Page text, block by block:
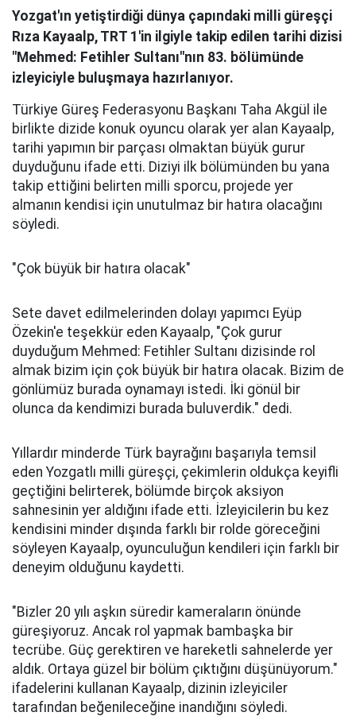
Yozgat'ın yetiştirdiği dünya çapındaki milli güreşçi
Rıza Kayaalp, TRT 1'in ilgiyle takip edilen tarihi dizisi
"Mehmed: Fetihler Sultanı"nın 83. bölümünde
izleyiciyle buluşmaya hazırlanıyor.
Türkiye Güreş Federasyonu Başkanı Taha Akgül ile
birlikte dizide konuk oyuncu olarak yer alan Kayaalp,
tarihi yapımın bir parçası olmaktan büyük gurur
duyduğunu ifade etti. Diziyi ilk bölümünden bu yana
takip ettiğini belirten milli sporcu, projede yer
almanın kendisi için unutulmaz bir hatıra olacağını
söyledi.
"Çok büyük bir hatıra olacak"
Sete davet edilmelerinden dolayı yapımcı Eyüp
Özekin'e teşekkür eden Kayaalp, "Çok gurur
duyduğum Mehmed: Fetihler Sultanı dizisinde rol
almak bizim için çok büyük bir hatıra olacak. Bizim de
gönlümüz burada oynamayı istedi. İki gönül bir
olunca da kendimizi burada buluverdik." dedi.
Yıllardır minderde Türk bayrağını başarıyla temsil
eden Yozgatlı milli güreşçi, çekimlerin oldukça keyifli
geçtiğini belirterek, bölümde birçok aksiyon
sahnesinin yer aldığını ifade etti. İzleyicilerin bu kez
kendisini minder dışında farklı bir rolde göreceğini
söyleyen Kayaalp, oyunculuğun kendileri için farklı bir
deneyim olduğunu kaydetti.
"Bizler 20 yılı aşkın süredir kameraların önünde
güreşiyoruz. Ancak rol yapmak bambaşka bir
tecrübe. Güç gerektiren ve hareketli sahnelerde yer
aldık. Ortaya güzel bir bölüm çıktığını düşünüyorum."
ifadelerini kullanan Kayaalp, dizinin izleyiciler
tarafından beğenileceğine inandığını söyledi.